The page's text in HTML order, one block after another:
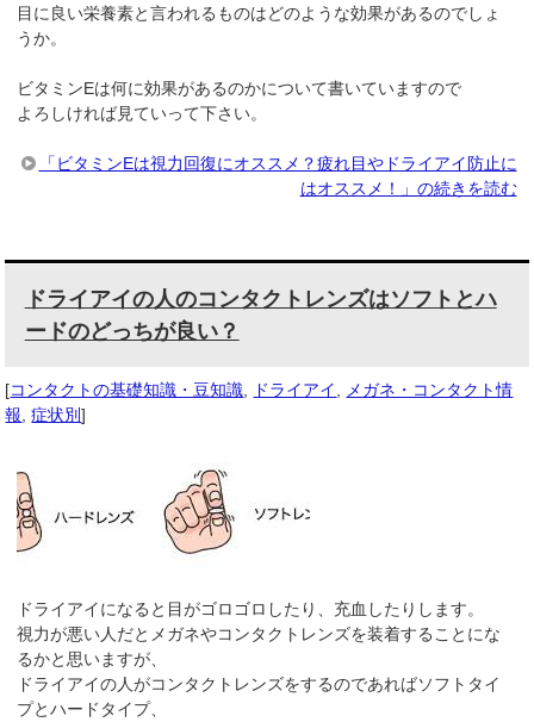
目に良い栄養素と言われるものはどのような効果があるのでしょ
うか。
ビタミンEは何に効果があるのかについて書いていますので
よろしければ見ていって下さい。
「ビタミンEは視力回復にオススメ？疲れ目やドライアイ防止に
はオススメ！」の続きを読む
ドライアイの人のコンタクトレンズはソフトとハ
ードのどっちが良い？
[コンタクトの基礎知識・豆知識 ドライアイ
メガネ・コンタクト情
報 ,症状別]
ドライアイになると目がゴロゴロしたり、充血したりします。
視力が悪い人だとメガネやコンタクトレンズを装着することにな
るかと思いますが、
ドライアイの人がコンタクトレンズをするのであればソフトタイ
プとハードタイプ、